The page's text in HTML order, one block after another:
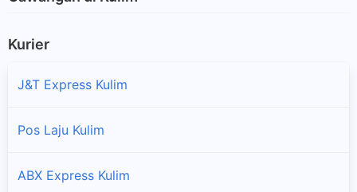
Kurier
J&T Express Kulim
Pos Laju Kulim
ABX Express Kulim